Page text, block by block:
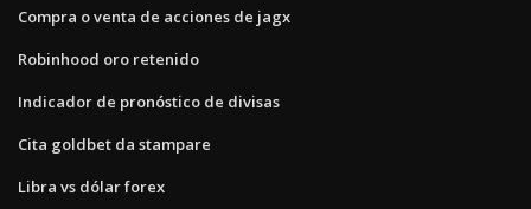
Compra o venta de acciones de jagx
Robinhood oro retenido
Indicador de pronóstico de divisas
Cita goldbet da stampare
Libra vs dólar forex